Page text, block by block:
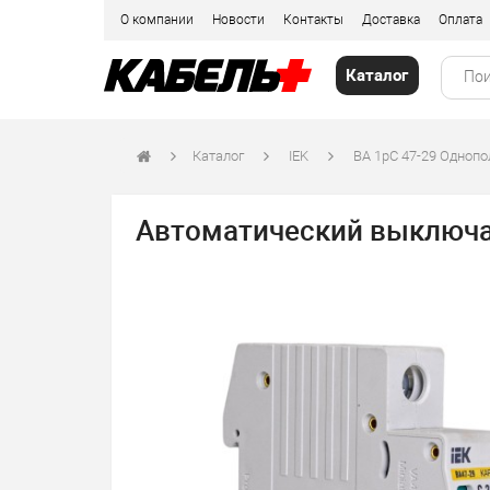
О компании Новости Контакты Доставка Оплата
Каталог
Каталог IEK ВА 1рС 47-29
Автоматический